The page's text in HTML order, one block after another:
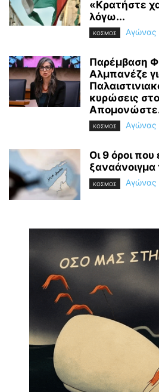
«Κρατήστε
λόγω...
ΚΟΣΜΟΣ Αγώνας
Παρέμβαση
Αλμπανέζε
κυρώσεις
ΚΟΣΜΟΣ Αγώνας
Οι 9 όροι που
ΚΟΣΜΟΣ Αγώνας